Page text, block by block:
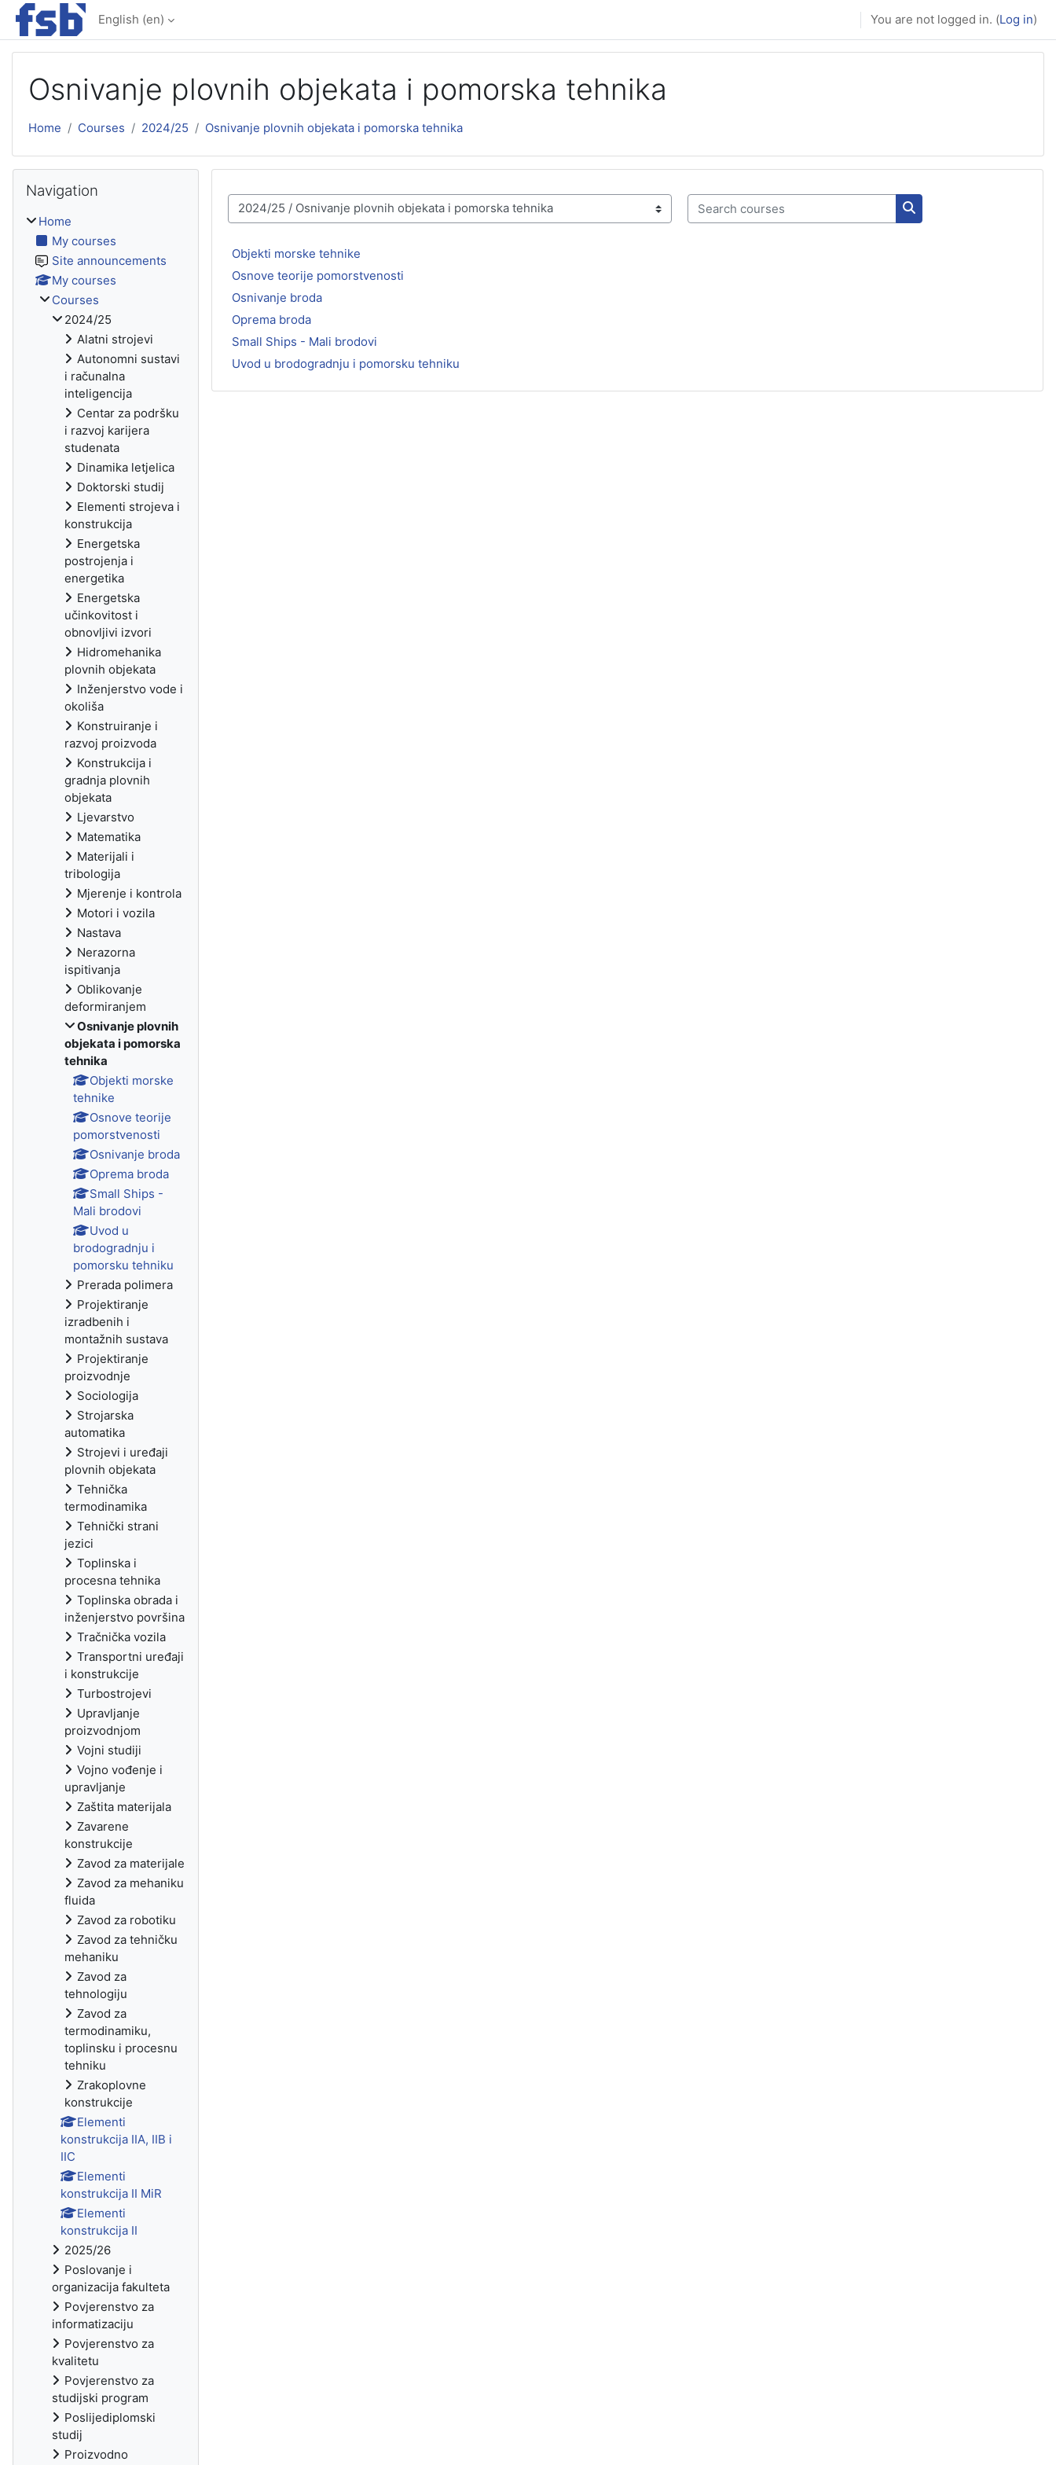
Skip to main content
English ‎(en)‎ You are not logged in. (Log in)
Osnivanje plovnih objekata i pomorska tehnika
Home Courses 2024/25 Osnivanje plovnih objekata i pomorska tehnika
Course categories
Search courses
Search courses
Objekti morske tehnike
Osnove teorije pomorstvenosti
Osnivanje broda
Oprema broda
Small Ships - Mali brodovi
Uvod u brodogradnju i pomorsku tehniku
Navigation
Home
My courses
Site announcements
My courses
Courses
2024/25
Alatni strojevi
Autonomni sustavi
i računalna
inteligencija
Centar za podršku
i razvoj karijera
studenata
Dinamika letjelica
Doktorski studij
Elementi strojeva i
konstrukcija
Energetska
postrojenja i
energetika
Energetska
učinkovitost i
obnovljivi izvori
Hidromehanika
plovnih objekata
Inženjerstvo vode i
okoliša
Konstruiranje i
razvoj proizvoda
Konstrukcija i
gradnja plovnih
objekata
Ljevarstvo
Matematika
Materijali i
tribologija
Mjerenje i kontrola
Motori i vozila
Nastava
Nerazorna
ispitivanja
Oblikovanje
deformiranjem
Osnivanje plovnih
objekata i pomorska
tehnika
Objekti morske
tehnike
Osnove teorije
pomorstvenosti
Osnivanje broda
Oprema broda
Small Ships -
Mali brodovi
Uvod u
brodogradnju i
pomorsku tehniku
Prerada polimera
Projektiranje
izradbenih i
montažnih sustava
Projektiranje
proizvodnje
Sociologija
Strojarska
automatika
Strojevi i uređaji
plovnih objekata
Tehnička
termodinamika
Tehnički strani
jezici
Toplinska i
procesna tehnika
Toplinska obrada i
inženjerstvo površina
Tračnička vozila
Transportni uređaji
i konstrukcije
Turbostrojevi
Upravljanje
proizvodnjom
Vojni studiji
Vojno vođenje i
upravljanje
Zaštita materijala
Zavarene
konstrukcije
Zavod za materijale
Zavod za mehaniku
fluida
Zavod za robotiku
Zavod za tehničku
mehaniku
Zavod za
tehnologiju
Zavod za
termodinamiku,
toplinsku i procesnu
tehniku
Zrakoplovne
konstrukcije
Elementi
konstrukcija IIA, IIB i
IIC
Elementi
konstrukcija II MiR
Elementi
konstrukcija II
2025/26
Poslovanje i
organizacija fakulteta
Povjerenstvo za
informatizaciju
Povjerenstvo za
kvalitetu
Povjerenstvo za
studijski program
Poslijediplomski
studij
Proizvodno